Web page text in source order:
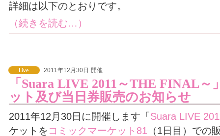
詳細は以下のとおりです。
（続きを読む…）
2011年12月30日 開催
「Suara LIVE 2011～THE FINAL
ット及び当日券販売のお知らせ
2011年12月30日に開催します「 Suara LIVE
ケットを コミックマーケット81 （1日目）での